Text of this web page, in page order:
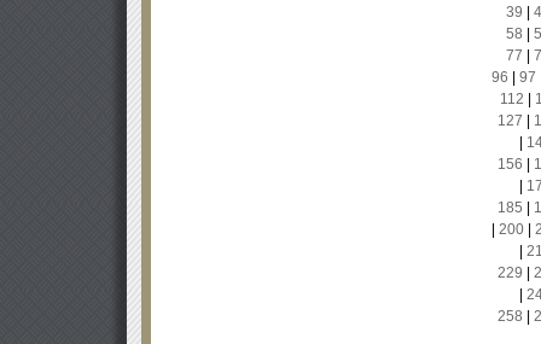
39
58
77
96
97
112
127
156
185
200|
229
258